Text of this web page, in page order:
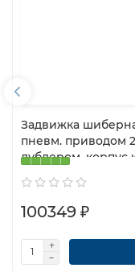
Задвижка
пневм. приводом
дублером, корпус
100349 ₽